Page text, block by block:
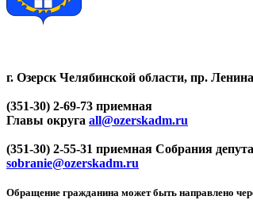
г. Озерск Челябинской области, пр.
(351-30) 2-69-73 приемная
Главы округа all@ozerskadm.ru
(351-30) 2-55-31 приемная Собрания
sobranie@ozerskadm.ru
Обращение гражданина может быть направлено